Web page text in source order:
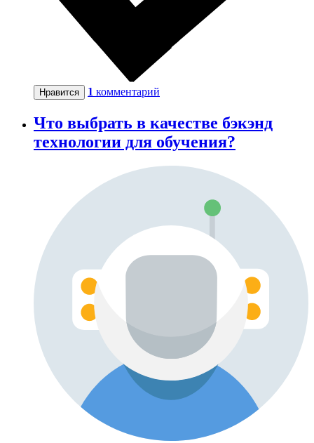
Нравится 1 комментарий
Что выбрать в качестве бэкэнд
технологии для обучения?